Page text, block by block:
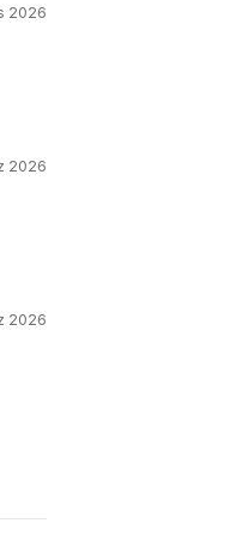
2026
2026
2026